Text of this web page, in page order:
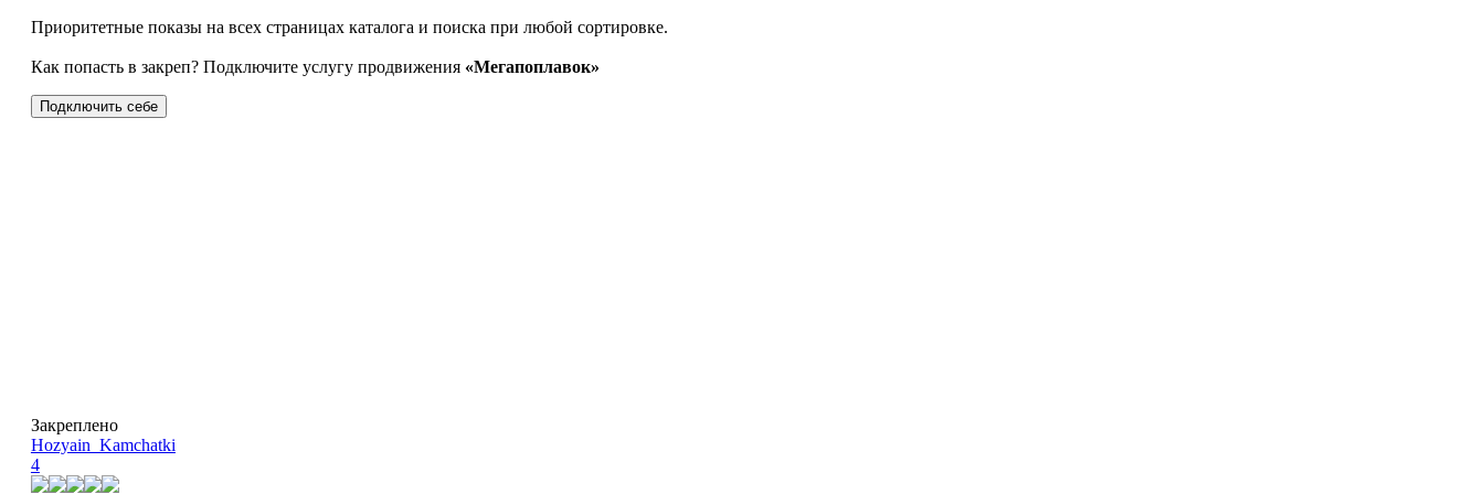
Приоритетные показы на всех страницах каталога и поиска при любой сортировке.
Как попасть в закреп? Подключите услугу продвижения «Мегапоплавок»
Подключить себе
Закреплено
Hozyain_Kamchatki
4